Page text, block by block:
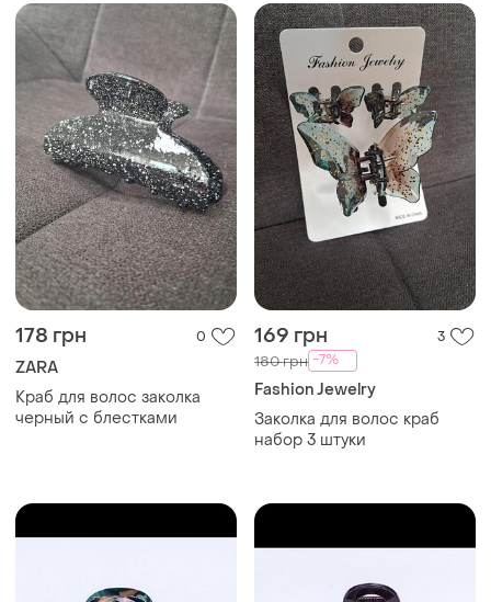
178 грн 0
ZARA
Краб для волос заколка
черный с блестками
169 грн 3
180 грн -7%
Fashion Jewelry
Заколка для волос краб
набор 3 штуки